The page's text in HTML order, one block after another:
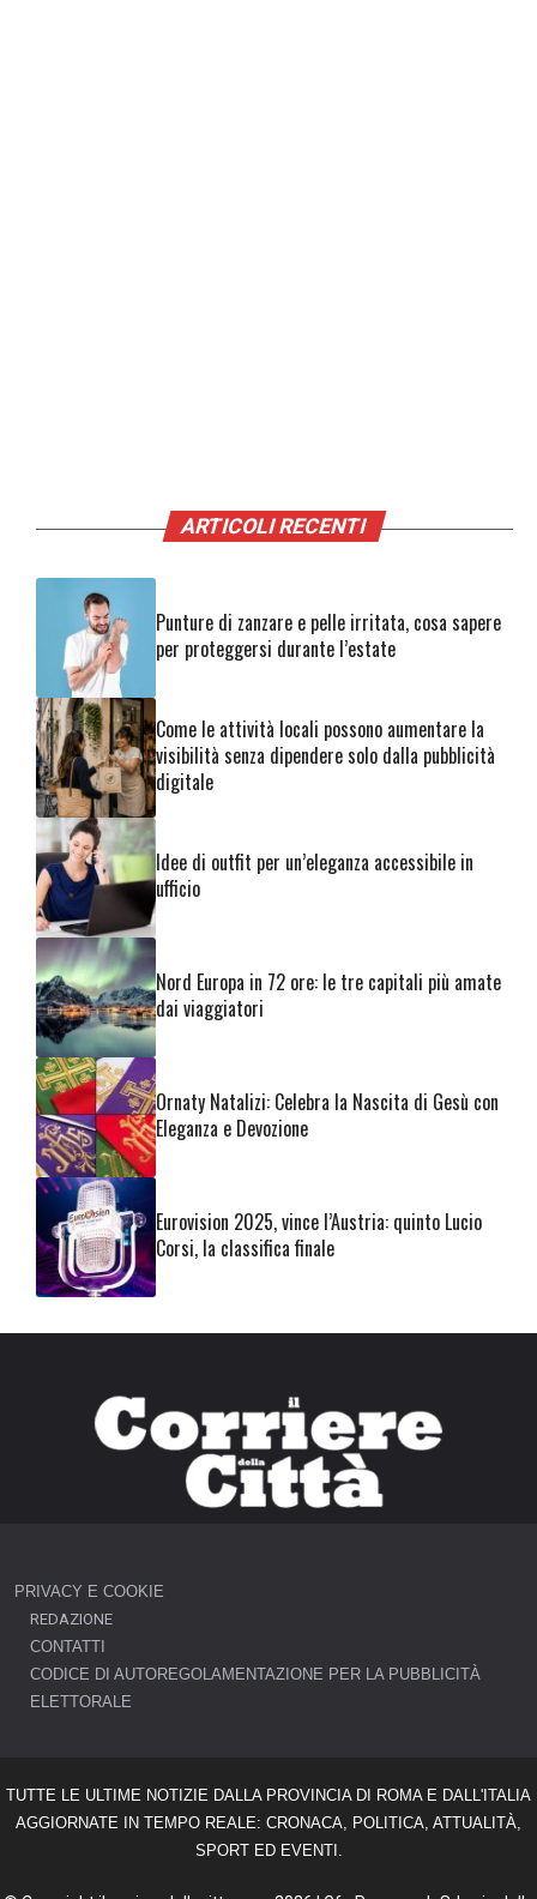
ARTICOLI RECENTI
Punture di zanzare e pelle irritata, cosa sapere
per proteggersi durante l’estate
Come le attività locali possono aumentare la
visibilità senza dipendere solo dalla pubblicità
digitale
Idee di outfit per un’eleganza accessibile in
ufficio
Nord Europa in 72 ore: le tre capitali più amate
dai viaggiatori
Ornaty Natalizi: Celebra la Nascita di Gesù con
Eleganza e Devozione
Eurovision 2025, vince l’Austria: quinto Lucio
Corsi, la classifica finale
PRIVACY E COOKIE
REDAZIONE
CONTATTI
CODICE DI AUTOREGOLAMENTAZIONE PER LA PUBBLICITÀ
ELETTORALE
TUTTE LE ULTIME NOTIZIE DALLA PROVINCIA DI ROMA E DALL'ITALIA
AGGIORNATE IN TEMPO REALE: CRONACA, POLITICA, ATTUALITÀ,
SPORT ED EVENTI.